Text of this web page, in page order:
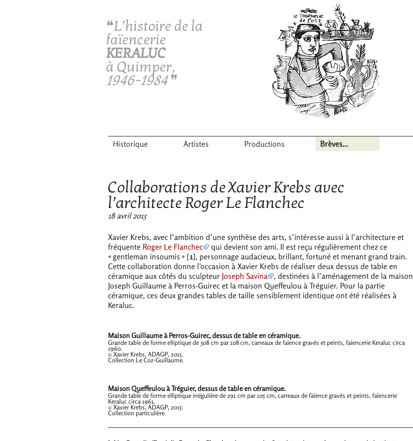
❝L’histoire de la
faïencerie
KERALUC
à Quimper,
1946-1984❞
Historique Artistes Productions Brèves...
Collaborations de Xavier Krebs avec
l’architecte Roger Le Flanchec
18 avril 2015
Xavier Krebs, avec l’ambition d’une synthèse des arts, s’intéresse aussi à l’architecture et
fréquente Roger Le Flanchec
qui devient son ami. Il est reçu régulièrement chez ce
«gentleman insoumis » [1], personnage audacieux, brillant, fortuné et menant grand train.
Cette collaboration donne l’occasion à Xavier Krebs de réaliser deux dessus de table en
céramique aux côtés du sculpteur Joseph Savina
, destinées à l’aménagement de la maison
Joseph Guillaume à Perros-Guirec et la maison Queffeulou à Tréguier. Pour la partie
céramique, ces deux grandes tables de taille sensiblement identique ont été réalisées à
Keraluc.
Maison Guillaume à Perros-Guirec, dessus de table en céramique.
Grande table de forme elliptique de 308 cm par 108 cm, carreaux de faïence gravés et peints, faïencerie Keraluc circa
1960.
© Xavier Krebs, ADAGP, 2015.
Collection Le Coz-Guillaume.
Maison Queffeulou à Tréguier, dessus de table en céramique.
Grande table de forme elliptique irrégulière de 291 cm par 105 cm, carreaux de faïence gravés et peints, faïencerie
Keraluc circa 1961.
© Xavier Krebs,ADAGP, 2015.
Collection particulière.